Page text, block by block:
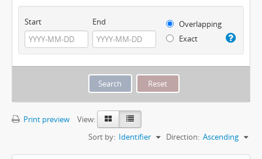
Start End
Overlapping
Exact
Print preview
View:
Sort by: Identifier Direction: Ascending